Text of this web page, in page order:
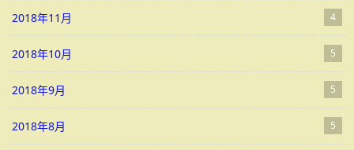
2018年11月 4
2018年10月 5
2018年9月 5
2018年8月 5